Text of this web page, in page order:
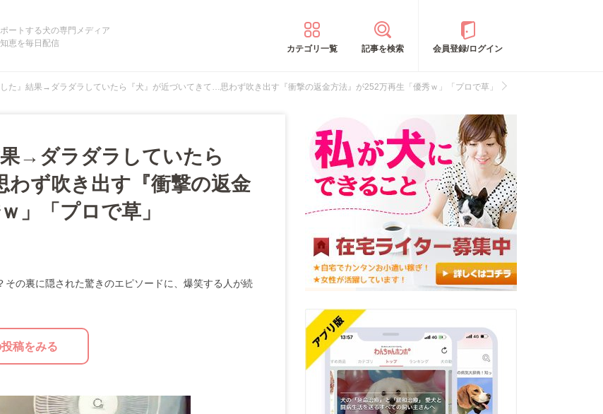
ートする犬の専門メディア
恵を毎日配信
カテゴリ一覧 記事を検索 会員登録/ログイン
た』結果→ダラダラしていたら『犬』が近づいてきて…思わず吹き出す『衝撃の返金方法』が252万再生「優秀ｗ」「プロで草」
→ダラダラしていたら
わず吹き出す『衝撃の返金
」「プロで草」
の裏に隠された驚きのエピソードに、爆笑する人が続
稿をみる